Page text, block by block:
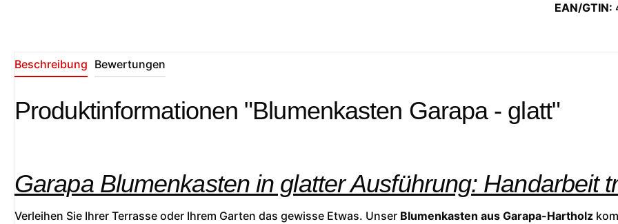
EAN/GTIN:
Beschreibung Bewertungen
Produktinformationen "Blumenkasten Garapa - glatt"
Garapa Blumenkasten in glatter Ausführung: Handarbeit
Verleihen Sie Ihrer Terrasse oder Ihrem Garten das gewisse Etwas. Unser Blumenkasten aus Garapa-Hartholz